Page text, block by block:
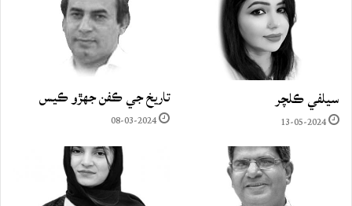
سيلفي ڪلچر
13-05-2024
تاريخ جي ڪفن جھڙو ڪيس
08-03-2024